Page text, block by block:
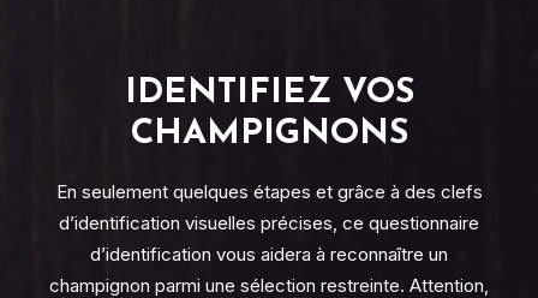
IDENTIFIEZ VOS
CHAMPIGNONS
En seulement quelques étapes et grâce à des clefs
d’identification visuelles précises, ce questionnaire
d’identification vous aidera à reconnaître un
champignon parmi une sélection restreinte. Attention,